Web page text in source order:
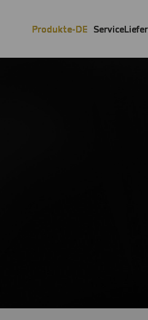
Produkte-DE Service